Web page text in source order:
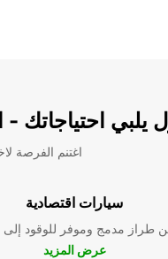
يلبي احتياجاتك -
اغتنم الفرصة
سيارات اقتصادية
طراز مدمج وموفر للوقود إلى
عرض المزيد